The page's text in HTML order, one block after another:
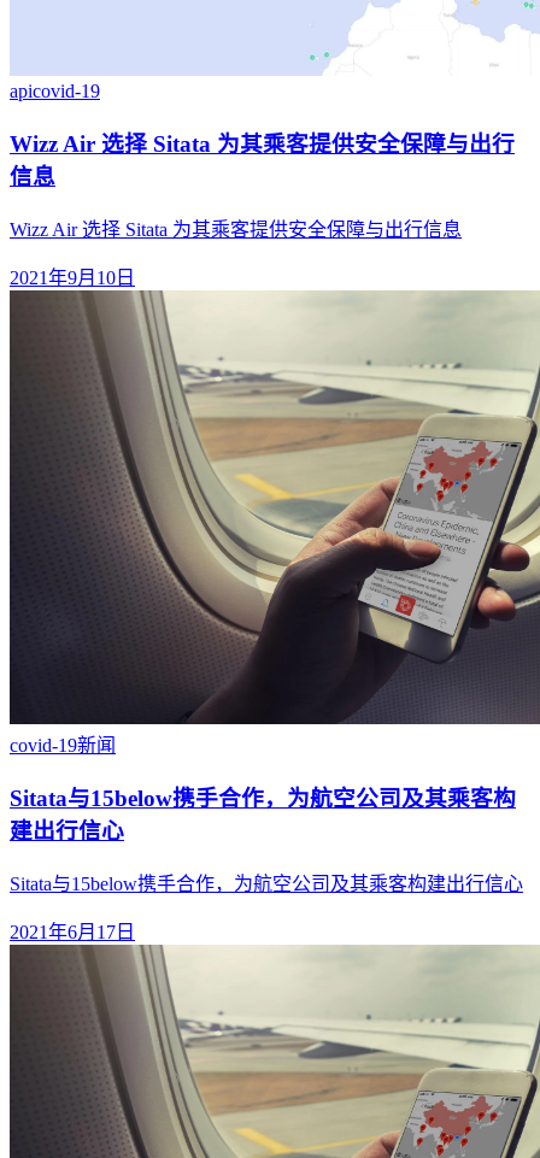
apicovid-19
Wizz Air 选择 Sitata 为其乘客提供安全保障与出行
信息
Wizz Air 选择 Sitata 为其乘客提供安全保障与出行信息
2021年9月10日
covid-19新闻
Sitata与15below携手合作，为航空公司及其乘客构
建出行信心
Sitata与15below携手合作，为航空公司及其乘客构建出行信心
2021年6月17日